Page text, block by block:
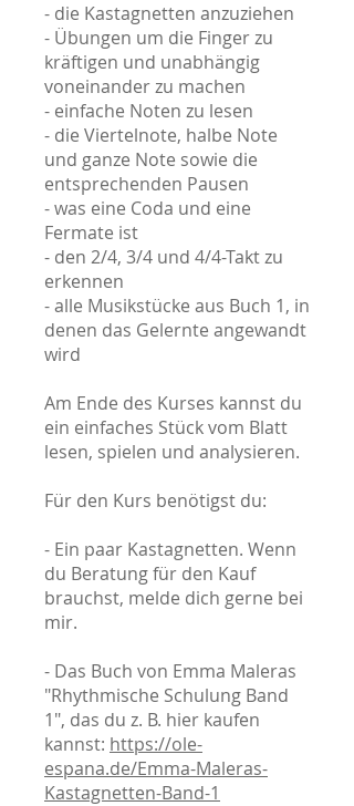
- die Kastagnetten anzuziehen
- Übungen um die Finger zu
kräftigen und unabhängig
voneinander zu machen
- einfache Noten zu lesen
- die Viertelnote, halbe Note
und ganze Note sowie die
entsprechenden Pausen
- was eine Coda und eine
Fermate ist
- den 2/4, 3/4 und 4/4-Takt zu
erkennen
- alle Musikstücke aus Buch 1, in
denen das Gelernte angewandt
wird
Am Ende des Kurses kannst du
ein einfaches Stück vom Blatt
lesen, spielen und analysieren.
Für den Kurs benötigst du:
- Ein paar Kastagnetten. Wenn
du Beratung für den Kauf
brauchst, melde dich gerne bei
mir.
- Das Buch von Emma Maleras
"Rhythmische Schulung Band
1", das du z. B. hier kaufen
kannst: https://ole-
espana.de/Emma-Maleras-
Kastagnetten-Band-1